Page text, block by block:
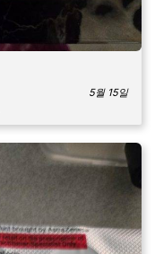
5월 15일